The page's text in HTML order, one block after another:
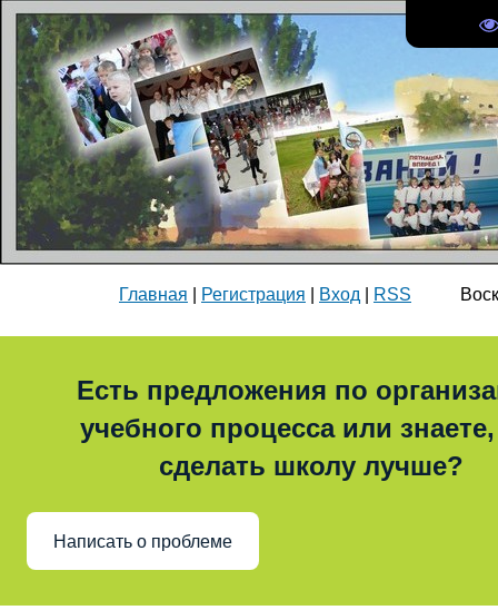
Главная Регистрация Вход RSS
Есть предложения по
учебного процесса или знаете,
сделать школу лучше?
Написать о проблеме